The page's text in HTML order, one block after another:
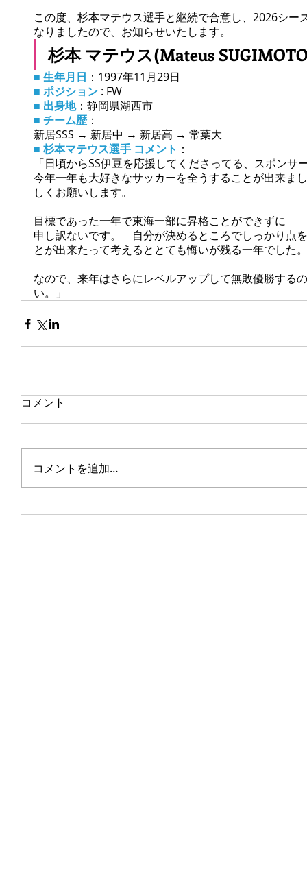
この度、杉本マテウス選手と継続で合意し、2026シー
なりましたので、お知らせいたします。
杉本 マテウス(Mateus
■ 生年月日 ：1997年11月29日
■ ポジション : FW
■ 出身地：静岡県湖西市
■ チーム歴：
新居SSS → 新居中 → 新居高 → 常葉大
■ 杉本マテウス選手 コメント ：
「日頃からSS伊豆を応援してくださってる、スポン
今年一年も大好きなサッカーを全うすることが出来ま
しくお願いします。
目標であった一年で東海一部に昇格ことができずに
申し訳ないです。　自分が決めるところでしっかり点
とが出来たって考えるととても悔いが残る一年でした。
なので、来年はさらにレベルアップして無敗優勝する
い。」
コメント
コメントを追加…